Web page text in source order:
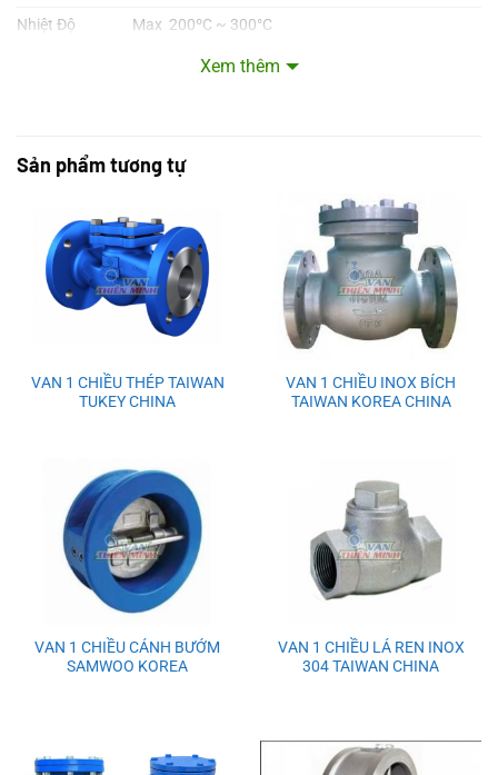
Nhiệt Độ
Max 200ºC ~ 300°C
Maximum 40 bar ~ 25 bar ~ 16 bar
Tình Trạng
Hàng có sẵn, mới 100%
Xem thêm
Sản phẩm tương tự
VAN 1 CHIỀU THÉP TAIWAN
TUKEY CHINA
VAN 1 CHIỀU INOX BÍCH
TAIWAN KOREA CHINA
VAN 1 CHIỀU CÁNH BƯỚM
SAMWOO KOREA
VAN 1 CHIỀU LÁ REN INOX
304 TAIWAN CHINA